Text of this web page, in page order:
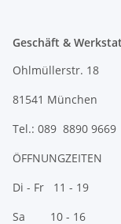
Geschäft &
Ohlmüllerstr. 18
81541 München
Tel.: 089 8890 9669
ÖFFNUNGZEITEN
Di - Fr 11 - 19
Sa 10 - 16